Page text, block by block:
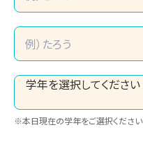
※本日現在の学年をご選択ください